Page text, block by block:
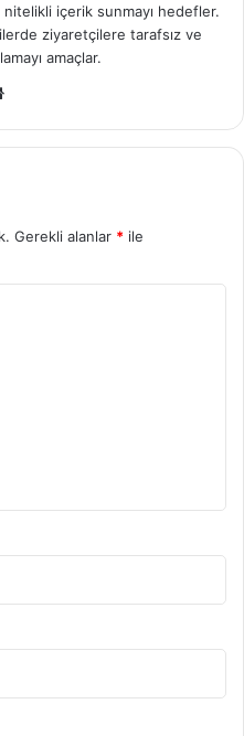
içerik sunmayı hedefler.
ziyaretçilere tarafsız ve
amaçlar.
Gerekli alanlar * ile